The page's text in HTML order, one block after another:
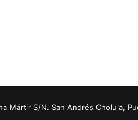
S/N. San Andrés Cholula,